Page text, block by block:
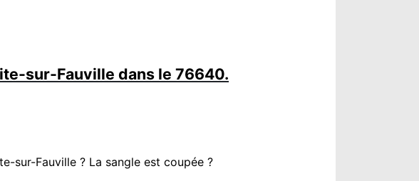
sur-Fauville dans le 76640.
sur-Fauville ? La sangle est coupée ?